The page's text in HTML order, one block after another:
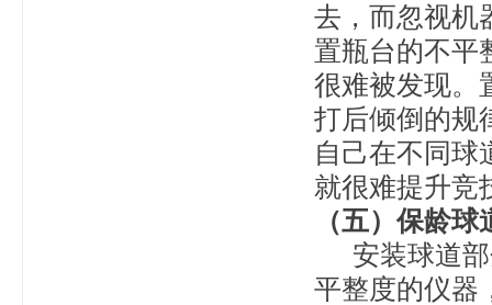
去，而忽视机
置瓶台的不平
很难被发现。
打后倾倒的规
自己在不同球
就很难提升竞
（五）保龄
安装球道部
平整度的仪器